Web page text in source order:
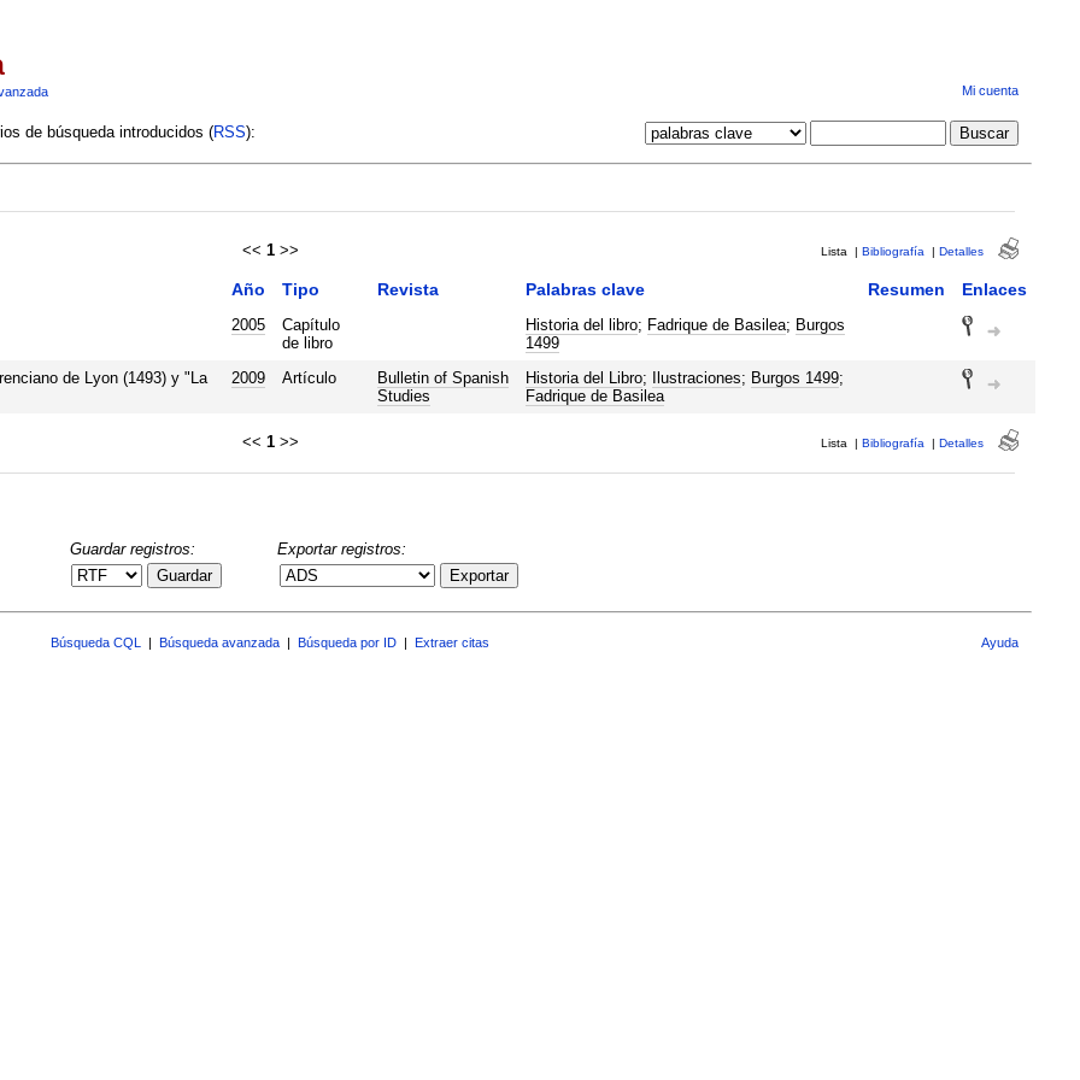
Mi cuenta
de búsqueda introducidos (RSS):
<< 1 >> Lista | Bibliografía | Detalles
Año Tipo Revista Palabras clave Resumen Enlaces
2005
Capítulo
de libro
Historia del libro; Fadrique de Basilea; Burgos
1499
de Lyon (1493) y "La
2009 Artículo
Bulletin of Spanish
Studies
Historia del Libro; Ilustraciones; Burgos 1499;
Fadrique de Basilea
<< 1 >> Lista | Bibliografía | Detalles
Guardar registros:
Guardar
Exportar registros:
Exportar
Búsqueda CQL Búsqueda avanzada Búsqueda por ID Extraer citas Ayuda